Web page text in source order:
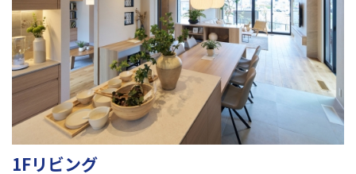
1Fリビング